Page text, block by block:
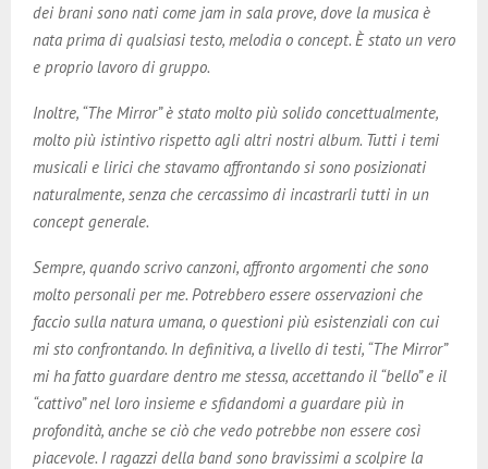
dei brani sono nati come jam in sala prove, dove la musica è
nata prima di qualsiasi testo, melodia o concept. È stato un vero
e proprio lavoro di gruppo.
Inoltre, “The Mirror” è stato molto più solido concettualmente,
molto più istintivo rispetto agli altri nostri album. Tutti i temi
musicali e lirici che stavamo affrontando si sono posizionati
naturalmente, senza che cercassimo di incastrarli tutti in un
concept generale.
Sempre, quando scrivo canzoni, affronto argomenti che sono
molto personali per me. Potrebbero essere osservazioni che
faccio sulla natura umana, o questioni più esistenziali con cui
mi sto confrontando. In definitiva, a livello di testi, “The Mirror”
mi ha fatto guardare dentro me stessa, accettando il “bello” e il
“cattivo” nel loro insieme e sfidandomi a guardare più in
profondità, anche se ciò che vedo potrebbe non essere così
piacevole. I ragazzi della band sono bravissimi a scolpire la